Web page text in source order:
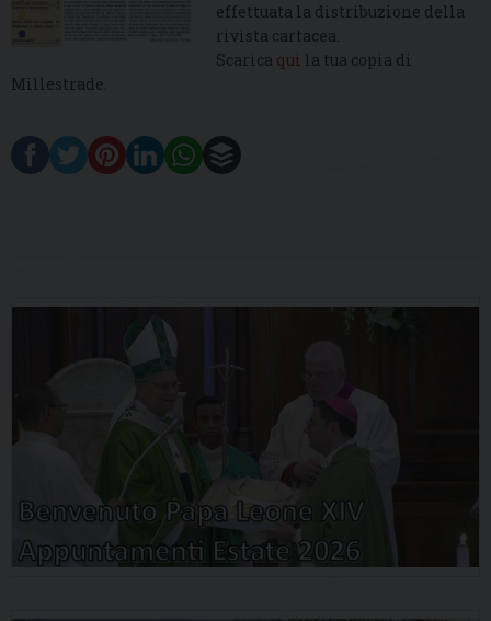
effettuata la distribuzione della
rivista cartacea.
Scarica qui la tua copia di
Millestrade.